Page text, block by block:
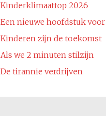
Kinderklimaattop 2026
Een nieuwe hoofdstuk voor
Kinderen zijn de toekomst
Als we 2 minuten stilzijn
De tirannie verdrijven